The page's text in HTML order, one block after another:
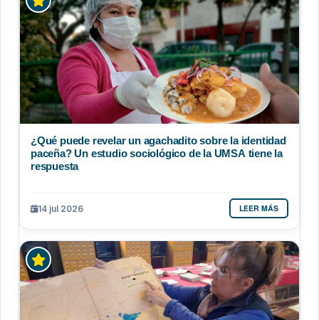
¿Qué puede revelar un agachadito sobre la identidad
paceña? Un estudio sociológico de la UMSA tiene la
respuesta
14 jul 2026 LEER MÁS